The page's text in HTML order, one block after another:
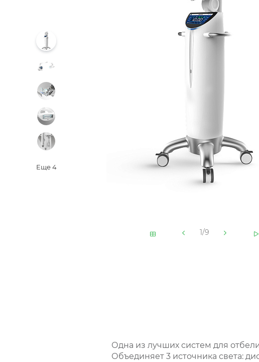
Еще4
1/9
Одна из лучших систем для
Объединяет 3 источника света: